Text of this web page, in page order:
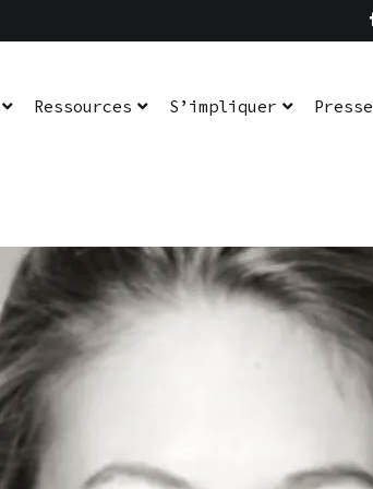
Ressources S’impliquer Presse